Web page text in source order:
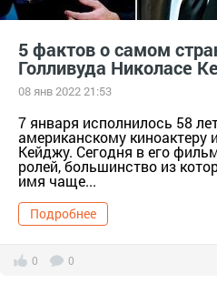
5 фактов о самом
Голливуда Николасе
08 янв 2022 21:53
7 января исполнилось 58
американскому киноактеру
Кейджу. Сегодня в его
ролей, большинство из
имя чаще...
Подробнее
0 0